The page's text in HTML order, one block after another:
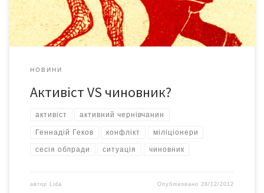
Обленерго, які перебувають у компетенції цього […]
НОВИНИ
Активіст VS чиновник?
активіст активний чернівчанин
Геннадій Геков конфлікт міліціонери
сесія облради ситуація чиновник
автор Lida Опубліковано 28/12/2012